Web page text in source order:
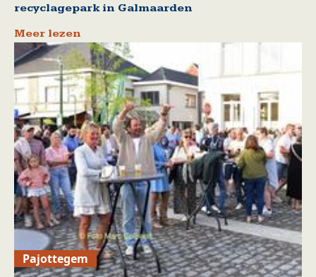
recyclagepark in Galmaarden
Meer lezen
Pajottegem